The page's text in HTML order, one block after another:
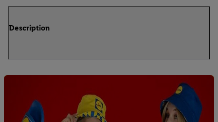
Description